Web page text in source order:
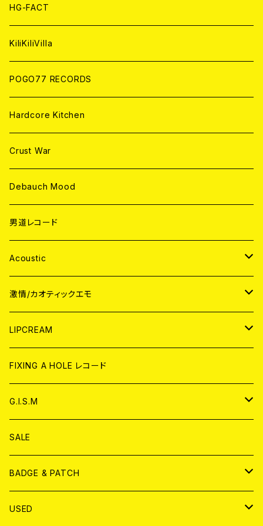
ANALOG
ANALOG
CD
ANALOG
HG-FACT
KiliKiliVilla
POGO77 RECORDS
Hardcore Kitchen
Crust War
Debauch Mood
男道レコード
Acoustic
JAPAN
CD
ANALOG
WORLD
CD
ANALOG
激情/カオティックエモ
JAPAN
CD
ANALOG
WORLD
CD
ANALOG
LIPCREAM
CD
アナログ
DVD
T-shirt & WEAR
FIXING A HOLE レコード
G.I.S.M
CD
ANALOG
T-SHIRT & WEAR
SALE
BADGE & PATCH
BADGE
USED